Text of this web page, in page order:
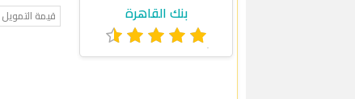
بنك القاهرة
قيمة التمويل